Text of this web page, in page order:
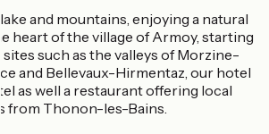
and mountains, enjoying a natural
heart of the village of Armoy, starting
sites such as the valleys of Morzine-
and Bellevaux-Hirmentaz, our hotel
as well a restaurant offering local
from Thonon-les-Bains.